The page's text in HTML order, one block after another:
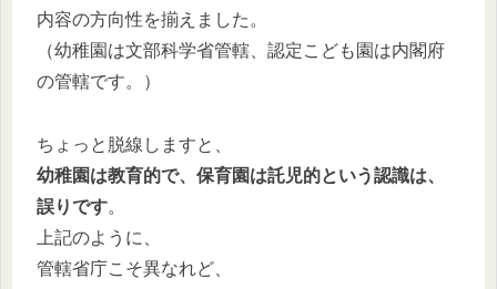
内容の方向性を揃えました。
（幼稚園は文部科学省管轄、認定こども園は内閣府
の管轄です。）
ちょっと脱線しますと、
幼稚園は教育的で、保育園は託児的という認識は、
誤りです。
上記のように、
管轄省庁こそ異なれど、